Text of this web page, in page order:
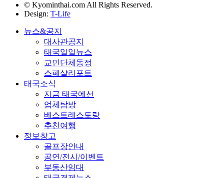
© Kyominthai.com All Rights Reserved.
Design: T-Life
뉴스&공지
대사관공지
태국일일뉴스
교민단체동정
스페샬리포트
태국소식
지금 태국에선
업체탐방
베스트레스토랑
추천여행
정보창고
골프장안내
공연/전시/이벤트
부동산임대